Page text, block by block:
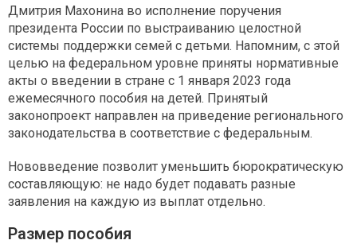
Дмитрия Махонина во исполнение поручения
президента России по выстраиванию целостной
системы поддержки семей с детьми. Напомним, с этой
целью на федеральном уровне приняты нормативные
акты о введении в стране с 1 января 2023 года
ежемесячного пособия на детей. Принятый
законопроект направлен на приведение регионального
законодательства в соответствие с федеральным.
Нововведение позволит уменьшить бюрократическую
составляющую: не надо будет подавать разные
заявления на каждую из выплат отдельно.
Размер пособия